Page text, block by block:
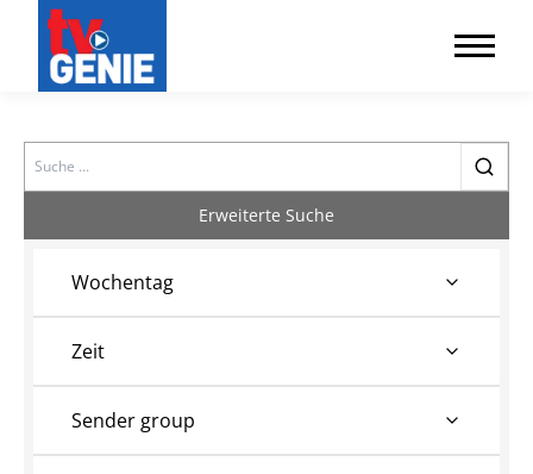
Search
Erweiterte Suche
Wochentag
Zeit
Sender group